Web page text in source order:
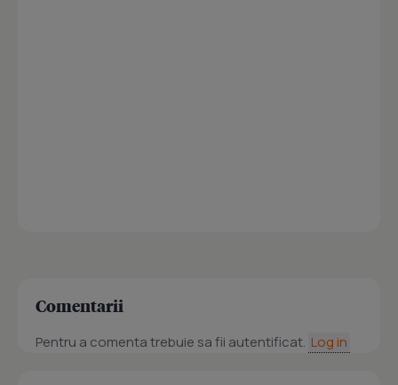
Comentarii
Pentru a comenta trebuie sa fii autentificat. Log in